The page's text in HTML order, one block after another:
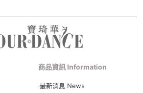
商品資訊 Information
‧最新消息 News